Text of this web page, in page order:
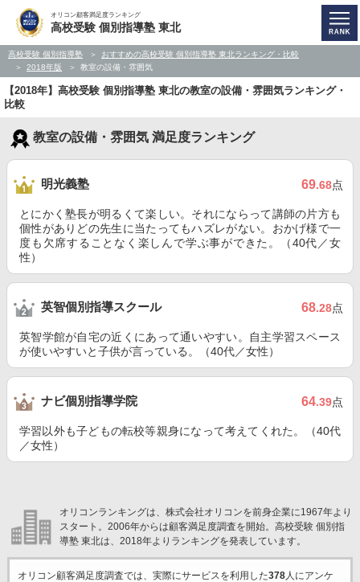
オリコン顧客満足度ランキング
高校受験 個別指導塾 東北
高校受験 個別指導塾
おすすめの高校受験 個別指導塾 東北ランキング・比較
2018年版
教室の設備・雰囲気
【2018年】高校受験 個別指導塾 東北の教室の設備・雰囲気ランキング・
比較
教室の設備・雰囲気 満足度ランキング
明光義塾 69.68点
とにかく塾長が明るくて楽しい。それにならって講師の片方も
個性がありどの先生に当たってもハズレがない。おかげ様で一
度も欠席することなく楽しんで学ぶ事ができた。（40代／女
性）
英智個別指導スクール 68.28点
英智学館が自宅の近くにあって通いやすい。自主学習スペース
が使いやすいと子供が言っている。（40代／女性）
ナビ個別指導学院 64.39点
学習以外も子どもの転校等親身になって考えてくれた。（40代
／女性）
オリコンランキングは、株式会社オリコンを前身企業に1967年より
スタート。2006年からは顧客満足度調査を開始。高校受験 個別指
導塾 東北は、2018年よりランキングを発表しています。
オリコン顧客満足度調査では、実際にサービスを利用した378人にアンケ